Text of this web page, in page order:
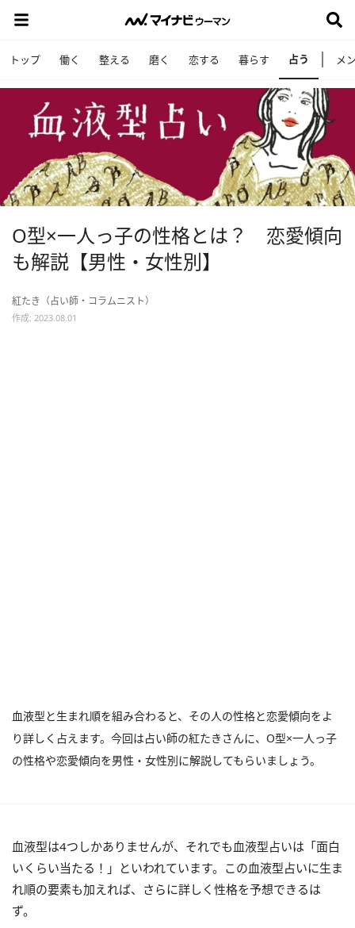
トップ 働く 整える 磨く 恋する 暮らす 占う メ
O型×一人っ子の性格とは？ 恋愛傾向
も解説【男性・女性別】
紅たき（占い師・コラムニスト）
作成: 2023.08.01
血液型と生まれ順を組み合わると、その人の性格と恋愛傾向をよ
り詳しく占えます。今回は占い師の紅たきさんに、O型×一人っ子
の性格や恋愛傾向を男性・女性別に解説してもらいましょう。
血液型は4つしかありませんが、それでも血液型占いは「面白
いくらい当たる！」といわれています。この血液型占いに生ま
れ順の要素も加えれば、さらに詳しく性格を予想できるは
ず。